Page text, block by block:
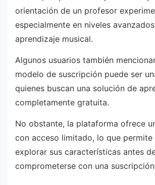
orientación de un profesor
especialmente en niveles
aprendizaje musical.
Algunos usuarios también
modelo de suscripción puede ser
quienes buscan una solución de
completamente gratuita.
No obstante, la plataforma ofrece
con acceso limitado, lo que permite
explorar sus características antes
comprometerse con una